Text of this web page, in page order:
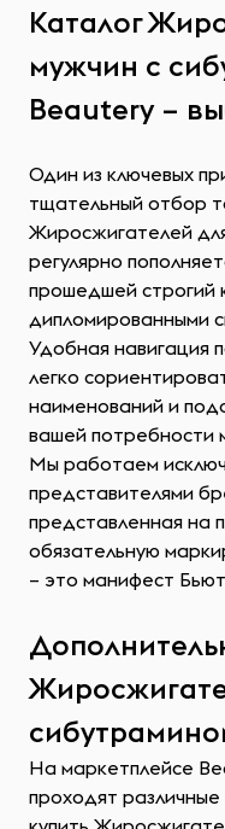
Каталог
мужчин с
Beautery –
Один из ключевых
тщательный отбор
Жиросжигателей
регулярно
прошедшей строгий
дипломированными
Удобная навигация
легко
наименований и
вашей потребности
Мы работаем
представителями
представленная на
обязательную
– это манифест
На маркетплейсе
проходят различные